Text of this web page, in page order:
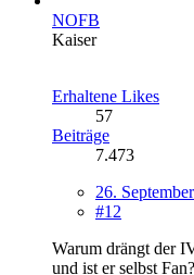
NOFB
Kaiser
Erhaltene Likes
57
Beiträge
7.473
26.
#12
Warum drängt der
und ist er selbst Fan?